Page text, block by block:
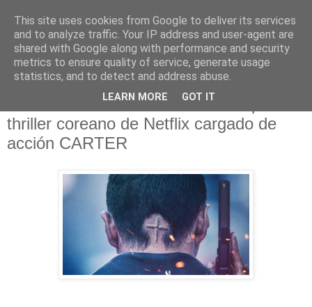
Tráiler teaser lleno de adrenalina para el
thriller coreano de Netflix cargado de
acción CARTER
This site uses cookies from Google to deliver its services
and to analyze traffic. Your IP address and user-agent are
shared with Google along with performance and security
metrics to ensure quality of service, generate usage
statistics, and to detect and address abuse.
LEARN MORE GOT IT